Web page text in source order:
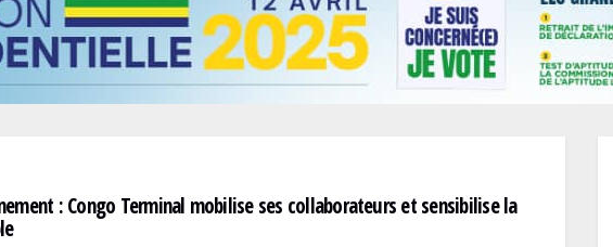
: Congo Terminal mobilise ses collaborateurs et sensibilise la